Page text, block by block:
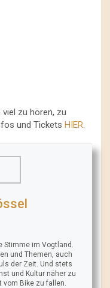
zu hören, zu
und Tickets HIER.
im Vogtland.
und Themen, auch
der Zeit. Und stets
und Kultur näher zu
Bike zu fallen.